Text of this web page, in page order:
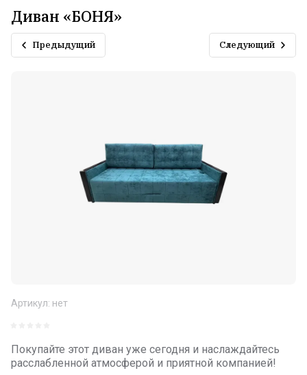
Диван «БОНЯ»
Предыдущий Следующий
Артикул: нет
Покупайте этот диван уже сегодня и наслаждайтесь
расслабленной атмосферой и приятной компанией!